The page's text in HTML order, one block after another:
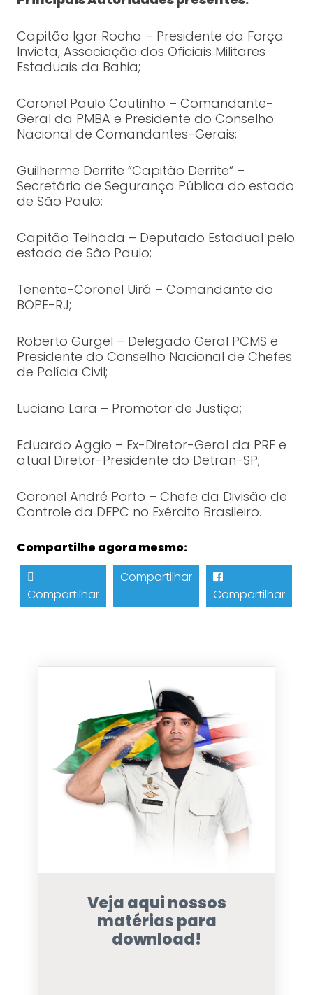
Capitão Igor Rocha – Presidente da Força
Invicta, Associação dos Oficiais Militares
Estaduais da Bahia;
Coronel Paulo Coutinho – Comandante-
Geral da PMBA e Presidente do Conselho
Nacional de Comandantes-Gerais;
Guilherme Derrite “Capitão Derrite” –
Secretário de Segurança Pública do estado
de São Paulo;
Capitão Telhada – Deputado Estadual pelo
estado de São Paulo;
Tenente-Coronel Uirá – Comandante do
BOPE-RJ;
Roberto Gurgel – Delegado Geral PCMS e
Presidente do Conselho Nacional de Chefes
de Polícia Civil;
Luciano Lara – Promotor de Justiça;
Eduardo Aggio – Ex-Diretor-Geral da PRF e
atual Diretor-Presidente do Detran-SP;
Coronel André Porto – Chefe da Divisão de
Controle da DFPC no Exército Brasileiro.
Compartilhe agora mesmo:
Compartilhar
Compartilhar
Compartilhar
Veja aqui nossos
matérias para
download!